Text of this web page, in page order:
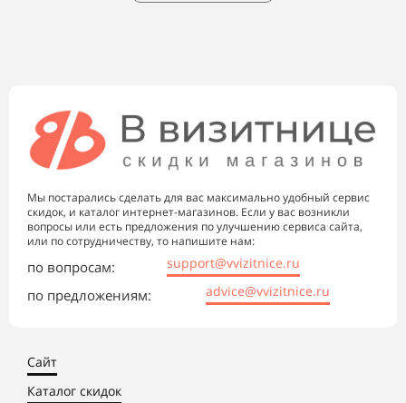
Мы постарались сделать для вас максимально удобный сервис
скидок, и каталог интернет-магазинов. Если у вас возникли
вопросы или есть предложения по улучшению сервиса сайта,
или по сотрудничеству, то напишите нам:
по вопросам: support@vvizitnice.ru
по предложениям: advice@vvizitnice.ru
Сайт
Каталог скидок